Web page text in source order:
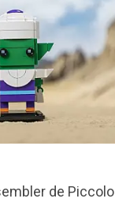
de Piccolo